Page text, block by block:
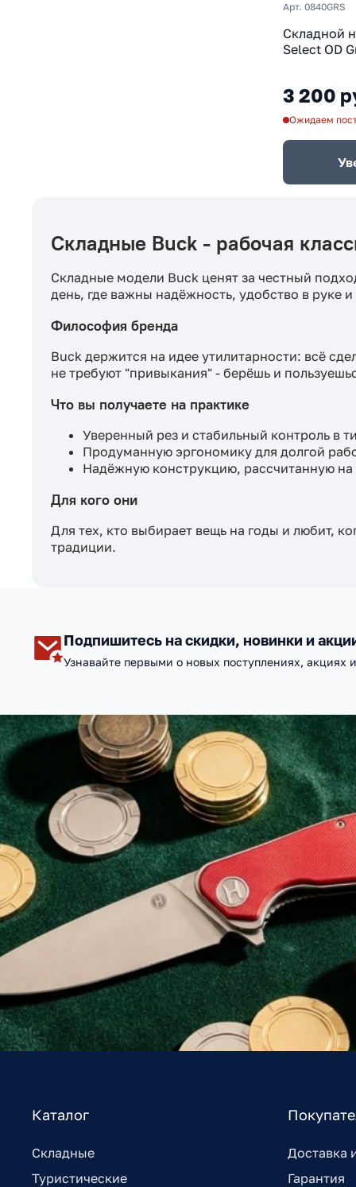
Арт. 0840GRS
Складной
Select OD
3 200
Ожидаем
Складные Buck - рабочая
Складные модели Buck ценят за честный
день, где важны надёжность, удобство в руке
Философия бренда
Buck держится на идее утилитарности: всё
не требуют "привыкания" - берёшь и
Что вы получаете на практике
Уверенный рез и стабильный контроль в
Продуманную эргономику для долгой
Надёжную конструкцию, рассчитанную на
Для кого они
Для тех, кто выбирает вещь на годы и любит,
традиции.
Подпишитесь на скидки, новинки и
Узнавайте первыми о новых поступлениях, акциях
Каталог
Складные
Туристические
Доставка
Гарантия